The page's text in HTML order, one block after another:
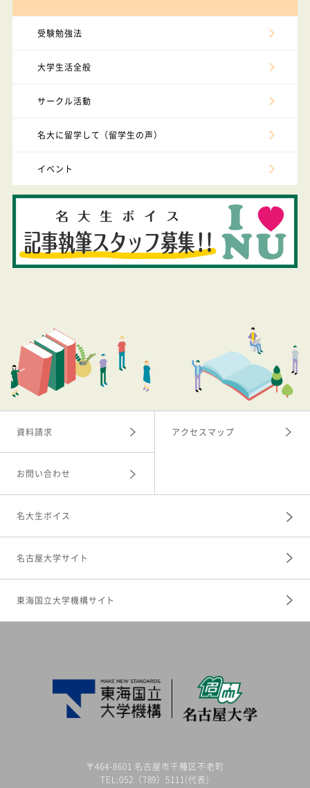
受験勉強法
大学生活全般
サークル活動
名大に留学して（留学生の声）
イベント
資料請求 アクセスマップ
お問い合わせ
名大生ボイス
名古屋大学サイト
東海国立大学機構サイト
〒464-8601 名古屋市千種区不老町
TEL:052（789）5111(代表)